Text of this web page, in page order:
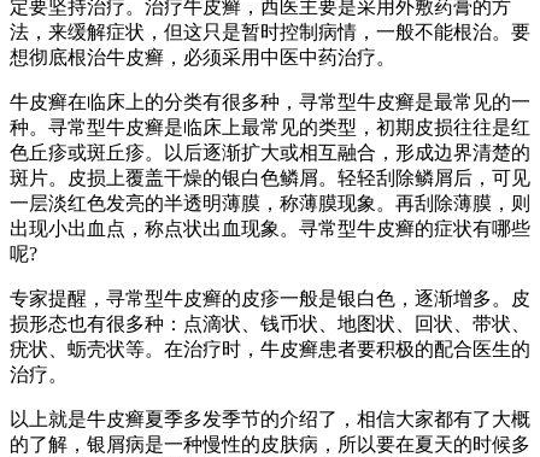
定要坚持治疗。治疗牛皮癣，西医主要是采用外敷药膏的方
法，来缓解症状，但这只是暂时控制病情，一般不能根治。要
想彻底根治牛皮癣，必须采用中医中药治疗。
牛皮癣在临床上的分类有很多种，寻常型牛皮癣是最常见的一
种。寻常型牛皮癣是临床上最常见的类型，初期皮损往往是红
色丘疹或斑丘疹。以后逐渐扩大或相互融合，形成边界清楚的
斑片。皮损上覆盖干燥的银白色鳞屑。轻轻刮除鳞屑后，可见
一层淡红色发亮的半透明薄膜，称薄膜现象。再刮除薄膜，则
出现小出血点，称点状出血现象。寻常型牛皮癣的症状有哪些
呢?
专家提醒，寻常型牛皮癣的皮疹一般是银白色，逐渐增多。皮
损形态也有很多种：点滴状、钱币状、地图状、回状、带状、
疣状、蛎壳状等。在治疗时，牛皮癣患者要积极的配合医生的
治疗。
以上就是牛皮癣夏季多发季节的介绍了，相信大家都有了大概
的了解，银屑病是一种慢性的皮肤病，所以要在夏天的时候多